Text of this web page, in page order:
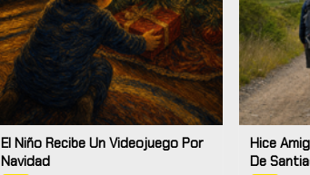
El Niño Recibe Un Videojuego Por
Navidad
Hice
De